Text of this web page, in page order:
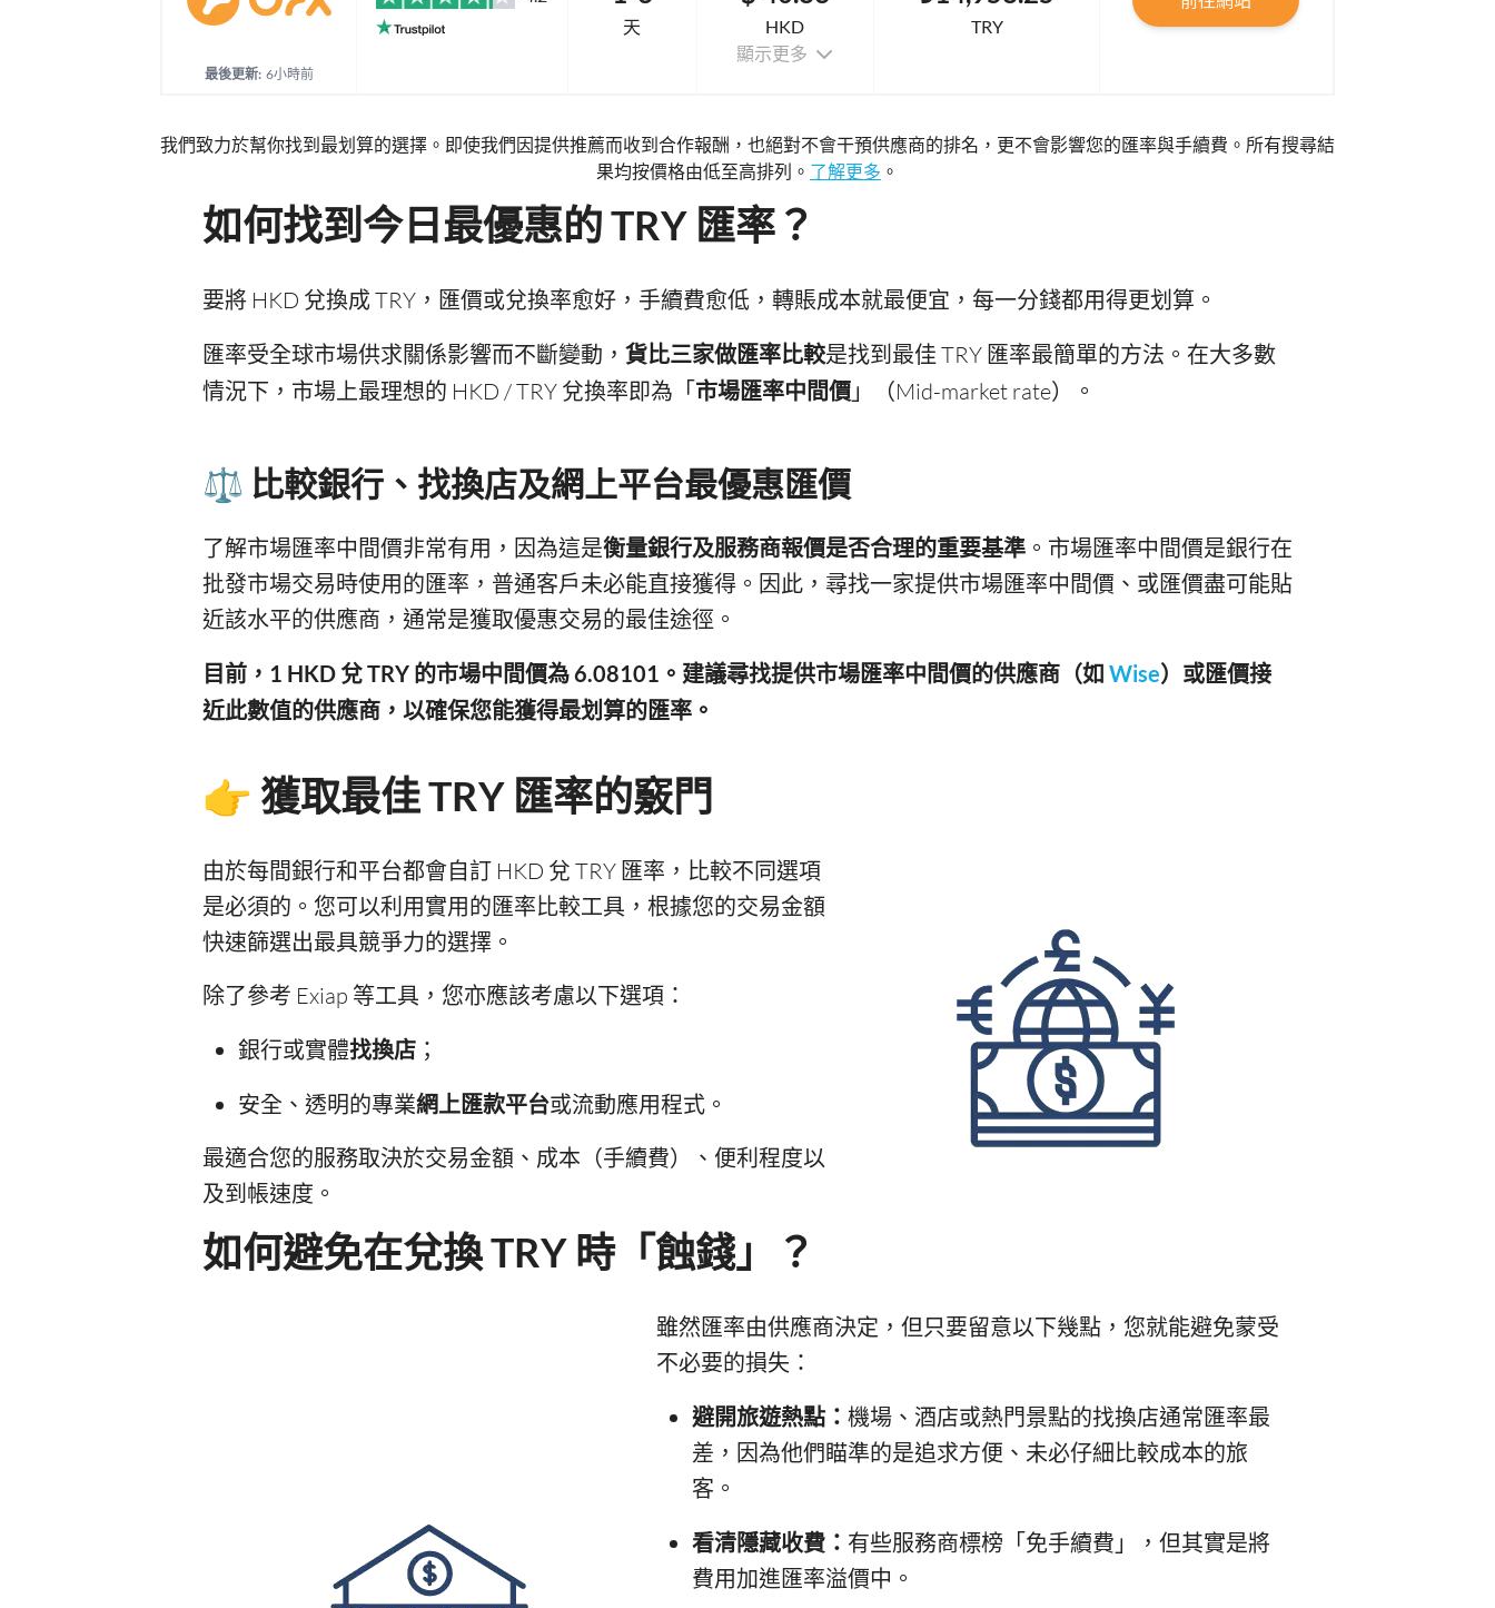
最後更新: 6小時前
天
HKD
顯示更多
TRY
我們致力於幫你找到最划算的選擇。即使我們因提供推薦而收到合作報酬，也絕對不會干預供應商的排名，更不會影響您的匯率與手續費。所有搜尋結
果均按價格由低至高排列。 了解更多 。
如何找到今日最優惠的 TRY 匯率？
要將 HKD 兌換成 TRY，匯價或兌換率愈好，手續費愈低，轉賬成本就最便宜，每一分錢都用得更划算。
匯率受全球市場供求關係影響而不斷變動， 貨比三家做匯率比較是找到最佳 TRY 匯率最簡單的方法。在大多數
情況下，市場上最理想的 HKD / TRY 兌換率即為「市場匯率中間價 」（Mid-market rate）。
⚖️ 比較銀行、找換店及網上平台最優惠匯價
了解市場匯率中間價非常有用，因為這是衡量銀行及服務商報價是否合理的重要基準 。市場匯率中間價是銀行在
批發市場交易時使用的匯率，普通客戶未必能直接獲得。因此，尋找一家提供市場匯率中間價、或匯價盡可能貼
近該水平的供應商，通常是獲取優惠交易的最佳途徑。
目前，1 HKD 兌 TRY 的市場中間價為 6.08101。建議尋找提供市場匯率中間價的供應商（如 Wise）或匯價接
近此數值的供應商，以確保您能獲得最划算的匯率。
👉 獲取最佳 TRY 匯率的竅門
由於每間銀行和平台都會自訂 HKD 兌 TRY 匯率，比較不同選項
是必須的。您可以利用實用的匯率比較工具，根據您的交易金額
快速篩選出最具競爭力的選擇。
除了參考 Exiap 等工具，您亦應該考慮以下選項：
銀行或實體找換店 ；
安全、透明的專業網上匯款平台或流動應用程式。
最適合您的服務取決於交易金額、成本（手續費）、便利程度以
及到帳速度。
如何避免在兌換 TRY 時「蝕錢」？
雖然匯率由供應商決定，但只要留意以下幾點，您就能避免蒙受
不必要的損失：
避開旅遊熱點：機場、酒店或熱門景點的找換店通常匯率最
差，因為他們瞄準的是追求方便、未必仔細比較成本的旅
客。
看清隱藏收費： 有些服務商標榜「免手續費」，但其實是將
費用加進匯率溢價中。